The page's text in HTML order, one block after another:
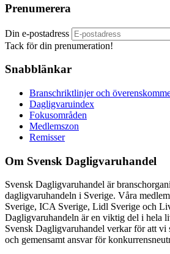
Prenumerera
Din e-postadress
Tack för din prenumeration!
Snabblänkar
Branschriktlinjer och
Dagligvaruindex
Fokusområden
Medlemszon
Remisser
Om Svensk Dagligvaruhandel
Svensk Dagligvaruhandel är
dagligvaruhandeln i Sverige. Våra
Sverige, ICA Sverige, Lidl Sverige och
Dagligvaruhandeln är en viktig del i hela
Svensk Dagligvaruhandel verkar för att vi
och gemensamt ansvar för